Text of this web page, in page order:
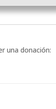
una donación: